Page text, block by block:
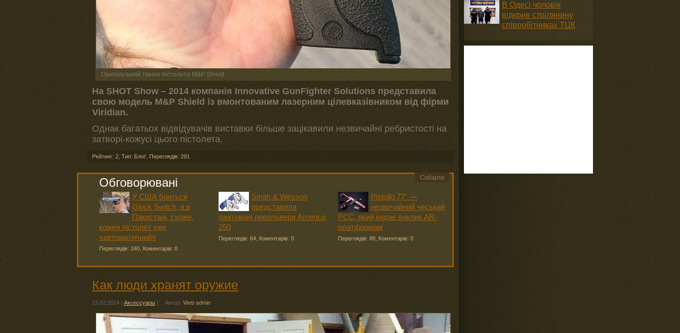
Оригінальний тюнінг пістолета M&P Shield
На SHOT Show – 2014 компанія Innovative GunFighter Solutions представила
свою модель M&P Shield із вмонтованим лазерним цілевказівником від фірми
Viridian.
Однак багатьох відвідувачів виставки більше зацікавили незвичайні ребристості на
затворі-кожусі цього пістолета.
Рейтинг: 2, Тип: Блоґ Переглядів: 291
Обговорювані
У США бояться
Glock Switch, а в
Пакистані, схоже,
кожен пістолет уже
«автоматичний»
Переглядів: 240 Коментарів: 0
Smith & Wesson
представила
лімітовані револьвери America
250
Переглядів: 64 Коментарів: 0
Pistollo 77° —
незвичайний чеський
PCC, який кидає виклик AR-
платформам
Переглядів: 88 Коментарів: 0
Collapse
Как люди хранят оружие
15.02.2014 Аксессуары Автор: Web admin
В Одесі чоловік
відкрив стрілянину
співробітниках ТЦК